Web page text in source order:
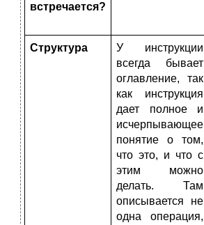
встречается?
Структура
У инструкции
всегда бывает
оглавление, так
как инструкция
дает полное и
исчерпывающее
понятие о том,
что это, и что с
этим можно
делать. Там
описывается не
одна операция,